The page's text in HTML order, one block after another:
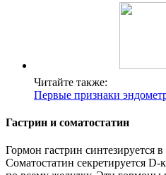
Читайте также:
Первые признаки
Гастрин и соматостатин
Гормон гастрин синтезируется
Соматостатин секретируется